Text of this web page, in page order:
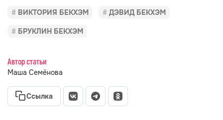
ВИКТОРИЯ БЕКХЭМ ДЭВИД БЕКХЭМ
БРУКЛИН БЕКХЭМ
Автор статьи
Маша Семёнова
Ссылка